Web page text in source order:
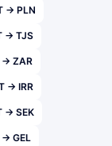
→ PLN
→ TJS
→ ZAR
→ IRR
→ SEK
→ GEL